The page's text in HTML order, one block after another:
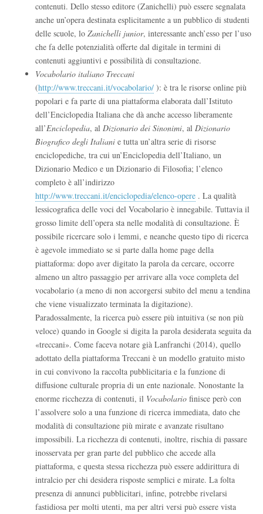
contenuti. Dello stesso editore (Zanichelli) può essere segnalata
anche un’opera destinata esplicitamente a un pubblico di studenti
delle scuole, lo Zanichelli junior, interessante anch’esso per l’uso
che fa delle potenzialità offerte dal digitale in termini di
contenuti aggiuntivi e possibilità di consultazione.
Vocabolario italiano Treccani
(http://www.treccani.it/vocabolario/ ): è tra le risorse online più
popolari e fa parte di una piattaforma elaborata dall’Istituto
dell’Enciclopedia Italiana che dà anche accesso liberamente
all’Enciclopedia, al Dizionario dei Sinonimi, al Dizionario
Biografico degli Italiani e tutta un’altra serie di risorse
enciclopediche, tra cui un’Enciclopedia dell’Italiano, un
Dizionario Medico e un Dizionario di Filosofia; l’elenco
completo è all’indirizzo
http://www.treccani.it/enciclopedia/elenco-opere . La qualità
lessicografica delle voci del Vocabolario è innegabile. Tuttavia il
grosso limite dell’opera sta nelle modalità di consultazione. È
possibile ricercare solo i lemmi, e neanche questo tipo di ricerca
è agevole immediato se si parte dalla home page della
piattaforma: dopo aver digitato la parola da cercare, occorre
almeno un altro passaggio per arrivare alla voce completa del
vocabolario (a meno di non accorgersi subito del menu a tendina
che viene visualizzato terminata la digitazione).
Paradossalmente, la ricerca può essere più intuitiva (se non più
veloce) quando in Google si digita la parola desiderata seguita da
«treccani». Come faceva notare già Lanfranchi (2014), quello
adottato della piattaforma Treccani è un modello gratuito misto
in cui convivono la raccolta pubblicitaria e la funzione di
diffusione culturale propria di un ente nazionale. Nonostante la
enorme ricchezza di contenuti, il Vocabolario finisce però con
l’assolvere solo a una funzione di ricerca immediata, dato che
modalità di consultazione più mirate e avanzate risultano
impossibili. La ricchezza di contenuti, inoltre, rischia di passare
inosservata per gran parte del pubblico che accede alla
piattaforma, e questa stessa ricchezza può essere addirittura di
intralcio per chi desidera risposte semplici e mirate. La folta
presenza di annunci pubblicitari, infine, potrebbe rivelarsi
fastidiosa per molti utenti, ma per altri versi può essere vista